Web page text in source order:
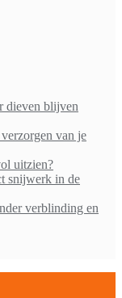
dieven blijven
van je
uitzien?
snijwerk in de
verblinding en